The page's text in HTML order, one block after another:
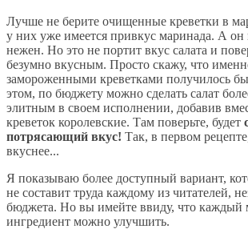
Лучше не берите очищенные креветки в
у них уже имеется привкус маринада. А он
нежен. Но это не портит вкус салата и
безумно вкусным. Просто скажу, что
замороженными креветками получилось
этом, по бюджету можно сделать салат
элитным в своем исполнении, добавив
креветок королевские. Там поверьте, будет
потрясающий вкус! Так, в первом
вкуснее...
Я показываю более доступный вариант,
не составит труда каждому из читателей,
бюджета. Но вы имейте ввиду, что каждый
ингредиент можно улучшить.